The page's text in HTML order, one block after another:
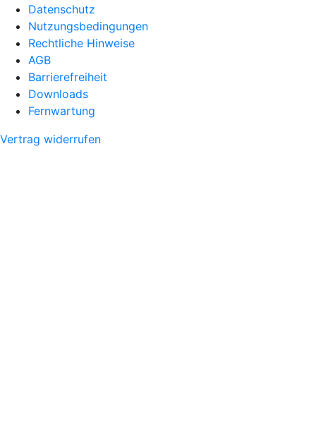
Datenschutz
Nutzungsbedingungen
Rechtliche Hinweise
AGB
Barrierefreiheit
Downloads
Fernwartung
Vertrag widerrufen